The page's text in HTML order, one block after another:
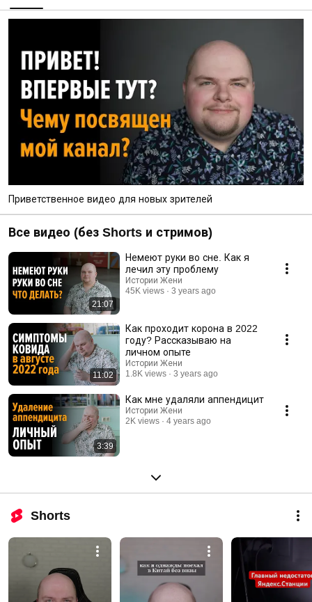
Приветственное видео для новых зрителей
Все видео (без Shorts и стримов)
21:07
Немеют руки во сне. Как я
лечил эту проблему
Истории Жени
45K views
3 years ago
11:02
Как проходит корона в 2022
году? Рассказываю на
личном опыте
Истории Жени
1.8K views
3 years ago
3:39
Как мне удаляли аппендицит
Истории Жени
2K views
4 years ago
Shorts